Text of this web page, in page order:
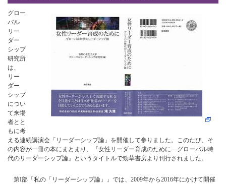
グロー
バル
リー
ダー
シップ
研究所
は、
リー
ダー
シップ
につい
て来場
者とと
もに考
える連続講演会「リーダーシップ論」を開催して参りました。このたび、そ
の内容が一冊の本にまとまり、『女性リーダー育成のために―グローバル時
代のリーダーシップ論』というタイトルで勁草書房より刊行されました。
第I部「私の「リーダーシップ論」」では、2009年から2016年にかけて開催